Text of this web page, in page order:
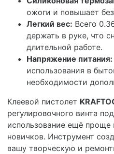
ожоги и повышает
Легкий вес: Всего
держать в руке, что
длительной работе.
Напряжение питания:
использования в
необходимости
Клеевой пистолет
регулировочного винта
использование ещё проще
новичков. Инструмент
вашу творческую и